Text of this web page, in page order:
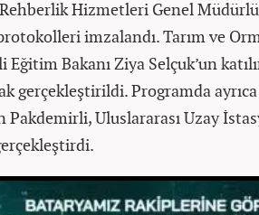
Hizmetleri Genel
imzalandı. Tarım ve
Bakanı Ziya Selçuk’un
gerçekleştirildi. Programda
Pakdemirli, Uluslararası Uzay